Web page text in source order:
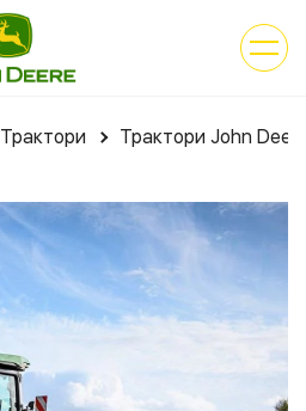
Трактори Трактори John Deere